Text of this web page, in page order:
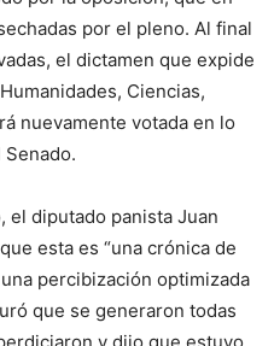
por el pleno. Al final
el dictamen que expide
Ciencias,
nuevamente votada en lo
el diputado panista Juan
esta es “una crónica de
percibización optimizada
que se generaron todas